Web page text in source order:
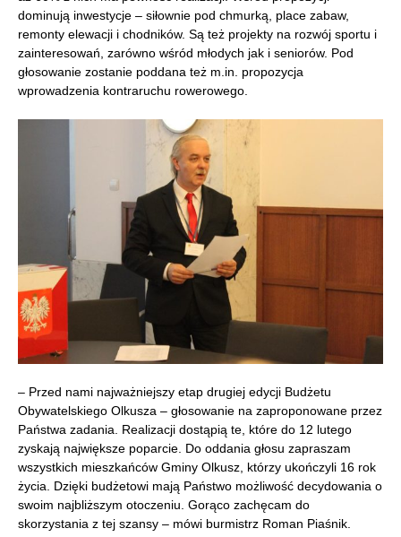
dominują inwestycje – siłownie pod chmurką, place zabaw,
remonty elewacji i chodników. Są też projekty na rozwój sportu i
zainteresowań, zarówno wśród młodych jak i seniorów. Pod
głosowanie zostanie poddana też m.in. propozycja
wprowadzenia kontraruchu rowerowego.
– Przed nami najważniejszy etap drugiej edycji Budżetu
Obywatelskiego Olkusza – głosowanie na zaproponowane przez
Państwa zadania. Realizacji dostąpią te, które do 12 lutego
zyskają największe poparcie. Do oddania głosu zapraszam
wszystkich mieszkańców Gminy Olkusz, którzy ukończyli 16 rok
życia. Dzięki budżetowi mają Państwo możliwość decydowania o
swoim najbliższym otoczeniu. Gorąco zachęcam do
skorzystania z tej szansy – mówi burmistrz Roman Piaśnik.